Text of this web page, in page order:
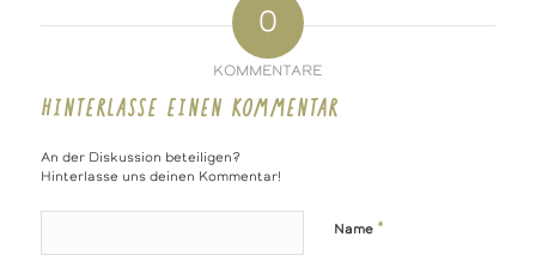
0
KOMMENTARE
HINTERLASSE EINEN KOMMENTAR
An der Diskussion beteiligen?
Hinterlasse uns deinen Kommentar!
Name *